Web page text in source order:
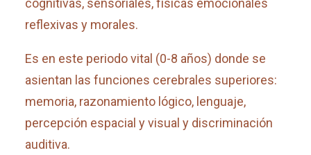
cognitivas, sensoriales, físicas emocionales
reflexivas y morales.
Es en este periodo vital (0-8 años) donde se
asientan las funciones cerebrales superiores:
memoria, razonamiento lógico, lenguaje,
percepción espacial y visual y discriminación
auditiva.